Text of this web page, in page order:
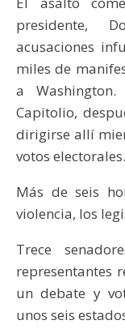
presidente,
acusaciones
miles de
a
Capitolio,
dirigirse allí
votos electorales.
Más de seis
violencia, los
Trece
representantes
un debate y
unos seis